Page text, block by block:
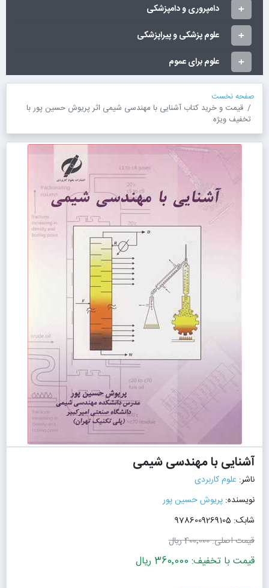
دامپروری و دامپزشکی
علوم پزشکی و پیراپزشکی
علوم برای عموم
صفحه نخست
قیمت و خرید کتاب آشنایی با مهندسی شیمی اثر پریوش حسین پور با
تخفیف ویژه
آشنایی با مهندسی شیمی
ناشر: علوم کاربردی
نویسنده: پریوش حسین پور
شابک: 9786009269105
قیمت اصلی:400٬000 ریال
قیمت با تخفیف: 360٬000 ریال